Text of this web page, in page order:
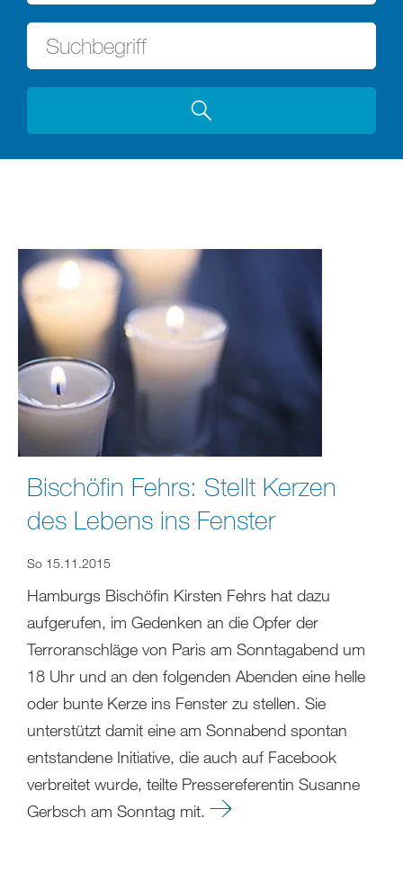
Bischöfin Fehrs: Stellt Kerzen
des Lebens ins Fenster
So 15.11.2015
Hamburgs Bischöfin Kirsten Fehrs hat dazu
aufgerufen, im Gedenken an die Opfer der
Terroranschläge von Paris am Sonntagabend um
18 Uhr und an den folgenden Abenden eine helle
oder bunte Kerze ins Fenster zu stellen. Sie
unterstützt damit eine am Sonnabend spontan
entstandene Initiative, die auch auf Facebook
verbreitet wurde, teilte Pressereferentin Susanne
Gerbsch am Sonntag mit.